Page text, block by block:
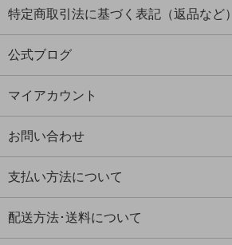
特定商取引法に基づく表記（返品など）
公式ブログ
マイアカウント
お問い合わせ
支払い方法について
配送方法･送料について